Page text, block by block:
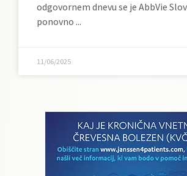
odgovornem dnevu se je AbbVie
ponovno
11/06/2025